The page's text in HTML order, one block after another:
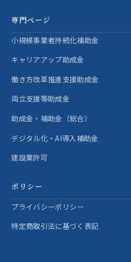
専門ページ
小規模事業者持続化補助金
キャリアアップ助成金
働き方改革推進支援助成金
両立支援等助成金
助成金・補助金（総合）
デジタル化・AI導入補助金
建設業許可
ポリシー
プライバシーポリシー
特定商取引法に基づく表記